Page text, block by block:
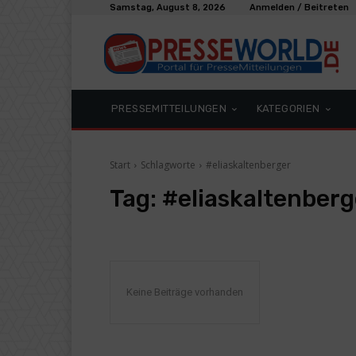
Samstag, August 8, 2026 Anmelden / Beitreten
PRESSEMITTEILUNGEN KATEGORIEN
Start Schlagworte #eliaskaltenberger
Tag:
Keine Beiträge vorhanden